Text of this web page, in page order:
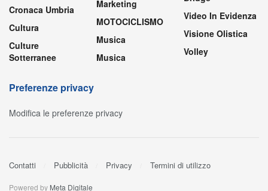
Cronaca Umbria
Cultura
Culture
Sotterranee
Marketing
MOTOCICLISMO
Musica
Musica
Video In Evidenza
Visione Olistica
Volley
Preferenze privacy
Modifica le preferenze privacy
Contatti Pubblicità Privacy Termini di utilizzo
Powered by Meta Digitale